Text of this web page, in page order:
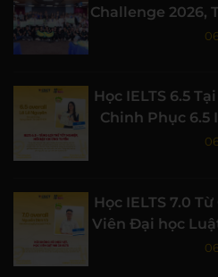
Challenge 2026,
Học IELTS 6.5
Chinh Phục 6.5
Học
Học IELTS 7.0
Viên Đại học